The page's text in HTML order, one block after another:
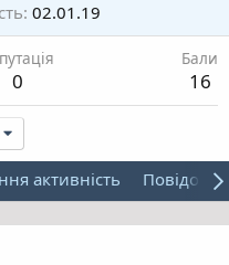
02.01.19
0
Бали
16
активність